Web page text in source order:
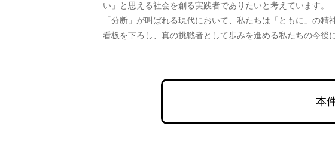
い」と思える社会を創る実践者でありたいと考えています。
「分断」が叫ばれる現代において、私たちは「ともに」の
看板を下ろし、真の挑戦者として歩みを進める私たちの今後
本